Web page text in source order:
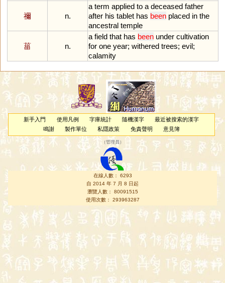
禰 n.
a term applied to a deceased father
after his tablet has been placed in the
ancestral temple
菑 n.
a field that has been under cultivation
for one year; withered trees; evil;
calamity
新手入門 使用凡例 字庫統計 隨機漢字
最近被搜索的漢字
鳴謝
製作單位 私隱政策 免責聲明 意見簿
（管理員 ）
在線人數： 6293
自 2014 年 7 月 8 日起
瀏覽人數： 80091515
使用次數： 293963287